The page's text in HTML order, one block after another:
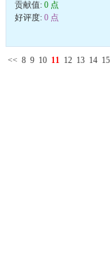
贡献值: 0 点
好评度: 0 点
<< 8 9 10 11 12 13 14 15